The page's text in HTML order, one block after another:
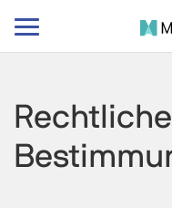
Navigation
Rechtliche